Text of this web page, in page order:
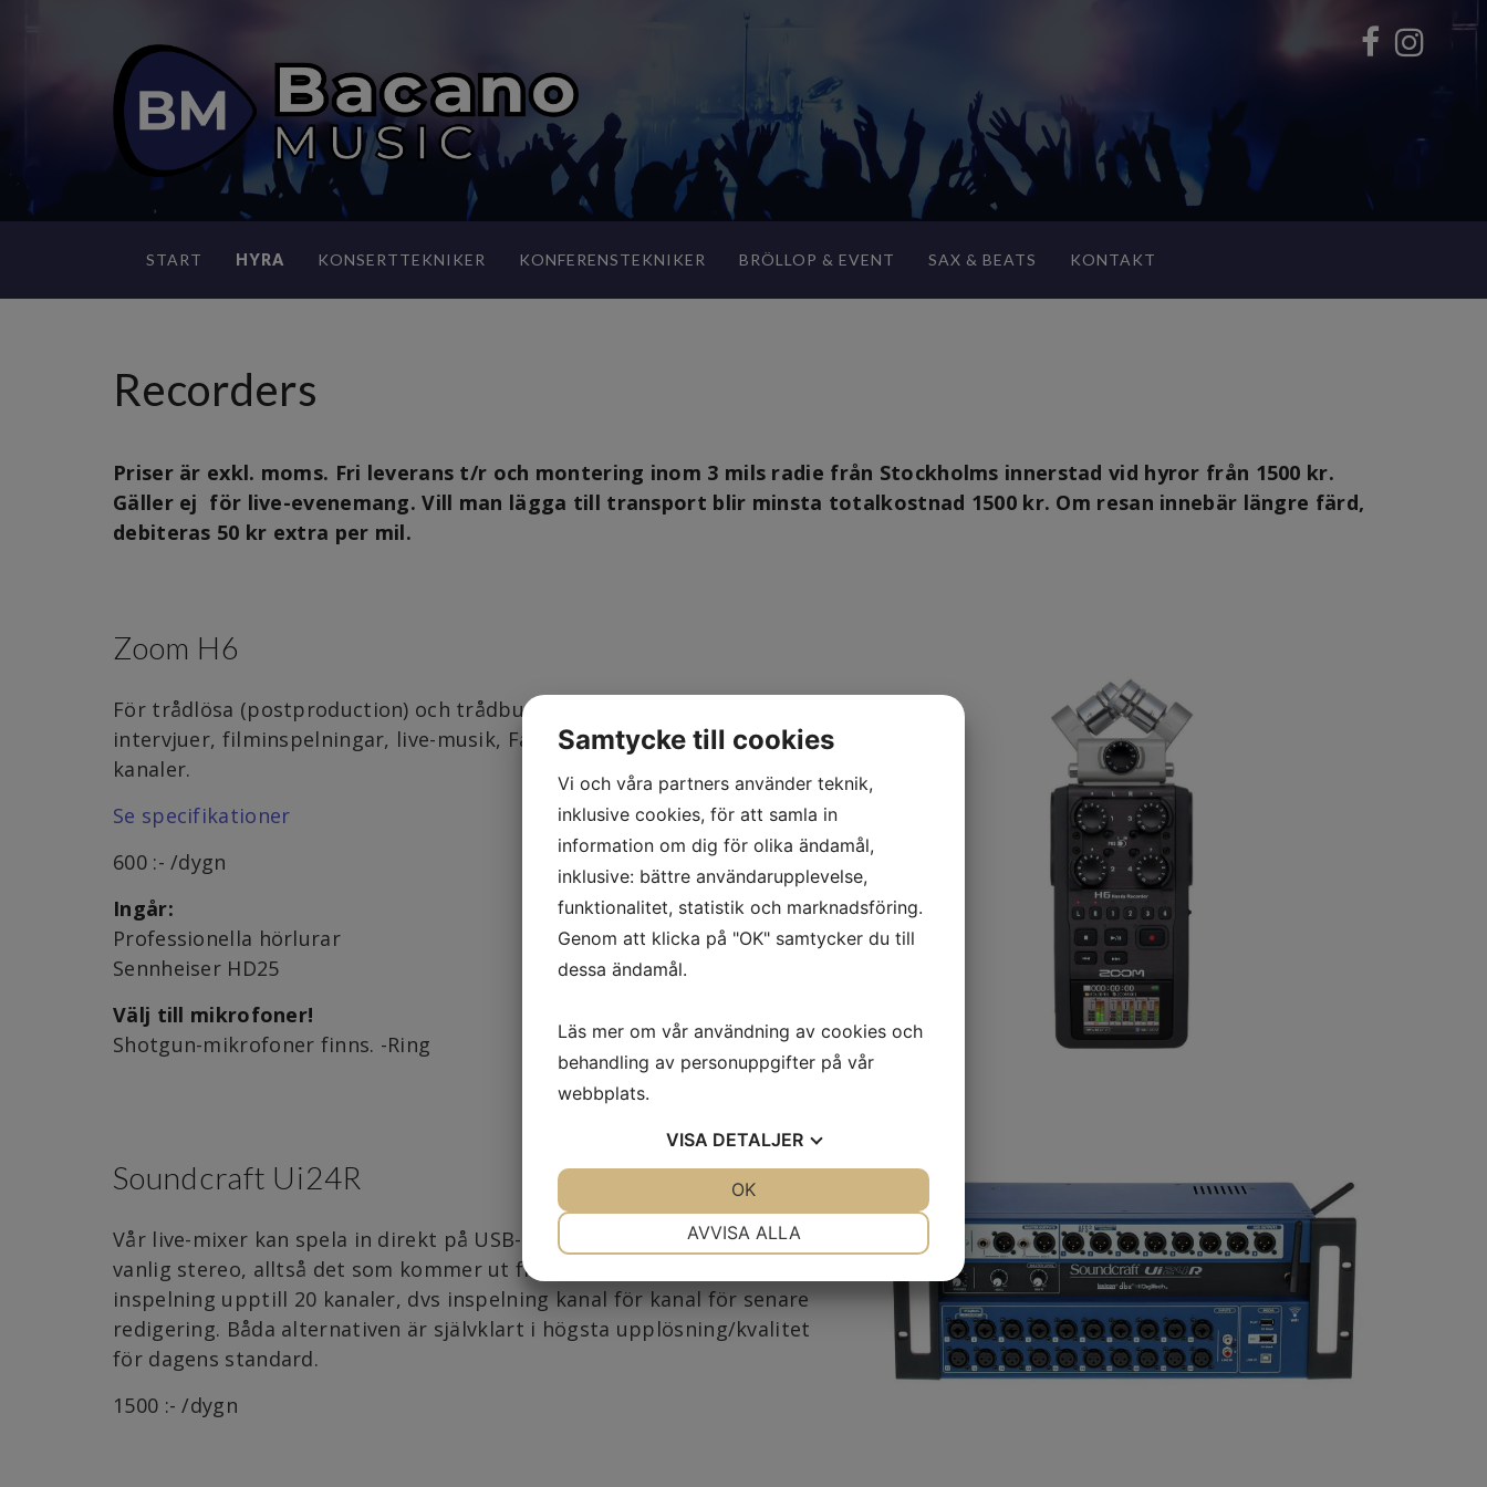
START HYRA KONSERTTEKNIKER KONFERENSTEKNIKER BRÖLLOP & EVENT SAX & BEATS KONTAKT
Recorders
Priser är exkl. moms. Fri leverans t/r och montering inom 3 mils radie från Stockholms innerstad vid hyror från 1500 kr.
Gäller ej för live-evenemang. Vill man lägga till transport blir minsta totalkostnad 1500 kr. Om resan innebär längre färd,
debiteras 50 kr extra per mil.
Zoom H6
För trådlösa (postproduction) och trådbundna inspelningar av
intervjuer, filminspelningar, live-musik, Facebook Live m.m. Totalt 6
kanaler.
Se specifikationer
600 :- /dygn
Ingår:
Professionella hörlurar
Sennheiser HD25
Välj till mikrofoner!
Shotgun-mikrofoner finns. -Ring
Soundcraft Ui24R
Vår live-mixer kan spela in direkt på USB-minne. Du kan välja spela in i
vanlig stereo, alltså det som kommer ut från mastern, eller multitrack-
inspelning upptill 20 kanaler, dvs inspelning kanal för kanal för senare
redigering. Båda alternativen är självklart i högsta upplösning/kvalitet
för dagens standard.
1500 :- /dygn
Samtycke till cookies
Vi och våra partners använder teknik,
inklusive cookies, för att samla in
information om dig för olika ändamål,
inklusive: bättre användarupplevelse,
funktionalitet, statistik och marknadsföring.
Genom att klicka på "OK" samtycker du till
dessa ändamål.
Läs mer om vår användning av cookies och
behandling av personuppgifter på vår
webbplats.
VISA DETALJER
MARKNADSFÖRING STATISTIK
AVVISA ALLA
OK